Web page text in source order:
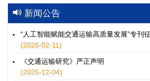
策略
2026, 12(3): 109-124.https://doi.org/
9931.2026.03.009
摘要 (
HTML
水运港-船多能源融合技术及集成应用——以
新闻公告
“人工智能赋能交通运输高质量发展”专刊
(2026-02-11)
《交通运输研究》严正声明
(2025-12-04)